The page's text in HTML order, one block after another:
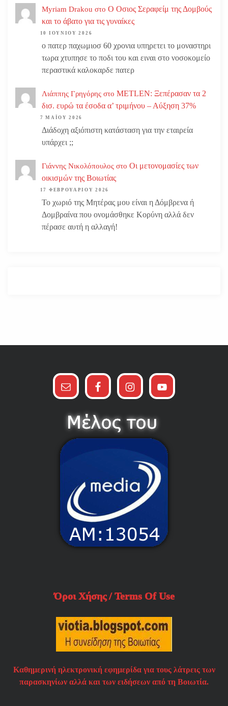
Myriam Drakou στο Ο Οσιος Σεραφείμ της Δομβούς
και το άβατο για τις γυναίκες
10 ΙΟΥΝΊΟΥ 2026
ο πατερ παχωμιοσ 60 χρονια υπηρετει το μοναστηρι
τωρα χτυπησε το ποδι του και ειναι στο νοσοκομείο
περαστικά καλοκαρδε πατερ
Λιάππης Γρηγόρης στο METLEN: Ξεπέρασαν τα 2
δισ. ευρώ τα έσοδα α’ τριμήνου – Αύξηση 37%
7 ΜΑΪ́ΟΥ 2026
Διάδοχη αξιόπιστη κατάσταση για την εταιρεία
υπάρχει ;;
Γιάννης Νικολόπουλος στο Οι μετονομασίες των
οικισμών της Βοιωτίας
17 ΦΕΒΡΟΥΑΡΊΟΥ 2026
Το χωριό της Μητέρας μου είναι η Δόμβρενα ή
Δομβραίνα που ονομάσθηκε Κορύνη αλλά δεν
πέρασε αυτή η αλλαγή!
Όροι Χήσης / Terms Of Use
Καθημερινή ηλεκτρονική εφημερίδα για τους λάτρεις των
παρασκηνίων αλλά και των ειδήσεων από τη Βοιωτία.